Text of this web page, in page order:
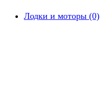
Лодки и моторы (0)